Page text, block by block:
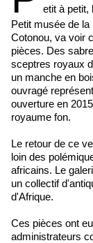
etit à petit,
Petit musée de
Cotonou, va voir
pièces. Des
sceptres royaux
un manche en
ouvragé
ouverture en
royaume fon.
Le retour de ce
loin des
africains. Le
un collectif
d'Afrique.
Ces pièces ont
administrateurs